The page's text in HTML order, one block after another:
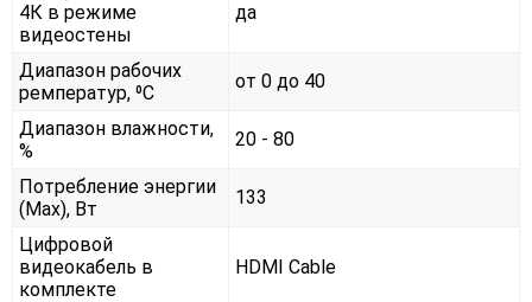
4К в режиме
видеостены
да
Диапазон рабочих
ремператур, ⁰С
от 0 до 40
Диапазон влажности,
%
20 - 80
Потребление энергии
(Max), Вт
133
Цифровой
видеокабель в
комплекте
HDMI Cable